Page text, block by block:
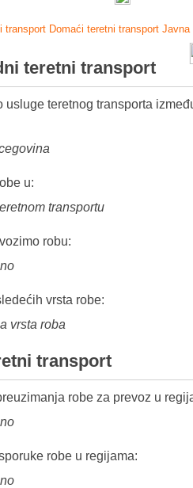
transport Domaći teretni transport Javna
teretni transport
usluge teretnog transporta
u:
transportu
robu:
vrsta robe:
vrsta roba
transport
robe za prevoz u
robe u regijama: